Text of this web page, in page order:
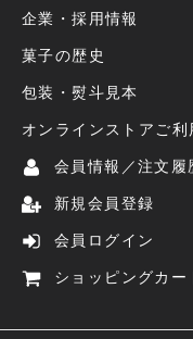
企業・採用情報
菓子の歴史
包装・熨斗見本
オンラインストアご利
会員情報／注文履
新規会員登録
会員ログイン
ショッピングカー